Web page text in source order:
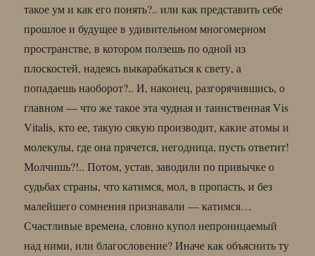
такое ум и как его понять?.. или как представить себе
прошлое и будущее в удивительном многомерном
пространстве, в котором ползешь по одной из
плоскостей, надеясь выкарабкаться к свету, а
попадаешь наоборот?.. И, наконец, разгорячившись, о
главном — что же такое эта чудная и таинственная Vis
Vitalis, кто ее, такую сякую производит, какие атомы и
молекулы, где она прячется, негодница, пусть ответит!
Молчишь?!.. Потом, устав, заводили по привычке о
судьбах страны, что катимся, мол, в пропасть, и без
малейшего сомнения признавали — катимся…
Счастливые времена, словно купол непроницаемый
над ними, или благословение? Иначе как объяснить ту